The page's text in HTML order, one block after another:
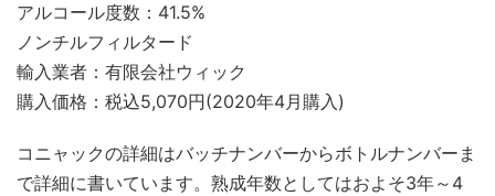
アルコール度数：41.5%
ノンチルフィルタード
輸入業者：有限会社ウィック
購入価格：税込5,070円(2020年4月購入)
コニャックの詳細はバッチナンバーからボトルナンバーま
で詳細に書いています。熟成年数としてはおよそ3年～4